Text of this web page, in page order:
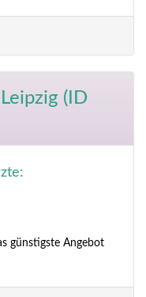
(ID
günstigste Angebot